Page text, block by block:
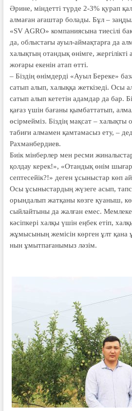
Әрине, міндетті түрде 2-3% қурап
алмаған ағаштар болады. Бұл –
«SV AGRO» компаниясына тиесілі
да, облыстағы ауыл-аймақтарға да
халықтың отандық өнімге,
жоғары екенін атап өтті.
– Біздің өнімдерді «Ауыл Береке»
сатып алып, халыққа жеткізеді. Осы
сатып алып кететін адамдар да бар.
қағаз үшін бағаны қымбаттатып,
өсірмейміз. Біздің мақсат – халықты
табиғи алмамен қамтамасыз ету, –
Рахманбердиев.
Биік мінберлер мен ресми
қолдау керек!», «Отандық өнім
септесейік?!» деген ұсыныстар көп
Осы ұсыныстардың жүзеге асып,
орындалып жатқаны көзге қуаныш,
сыйлайтыны да жалған емес.
кәсіпкері халқы үшін еңбек етіп,
жұмысының жемісін көр­ген ұлт қана
нын ұмытпағанымыз ләзім.